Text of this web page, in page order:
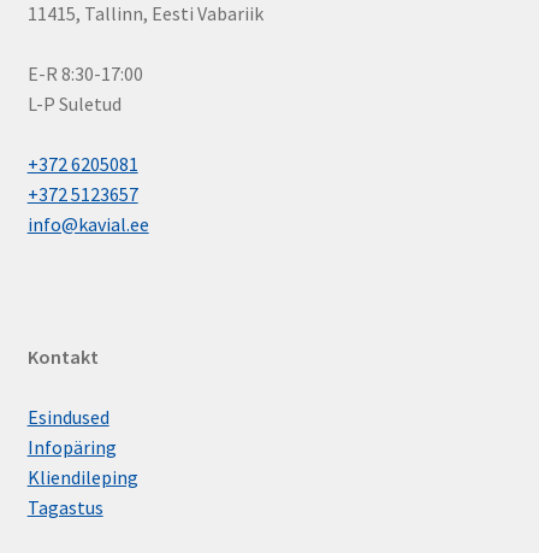
11415, Tallinn, Eesti Vabariik
E-R 8:30-17:00
L-P Suletud
+372 6205081
+372 5123657
info@kavial.ee
Kontakt
Esindused
Infopäring
Kliendileping
Tagastus